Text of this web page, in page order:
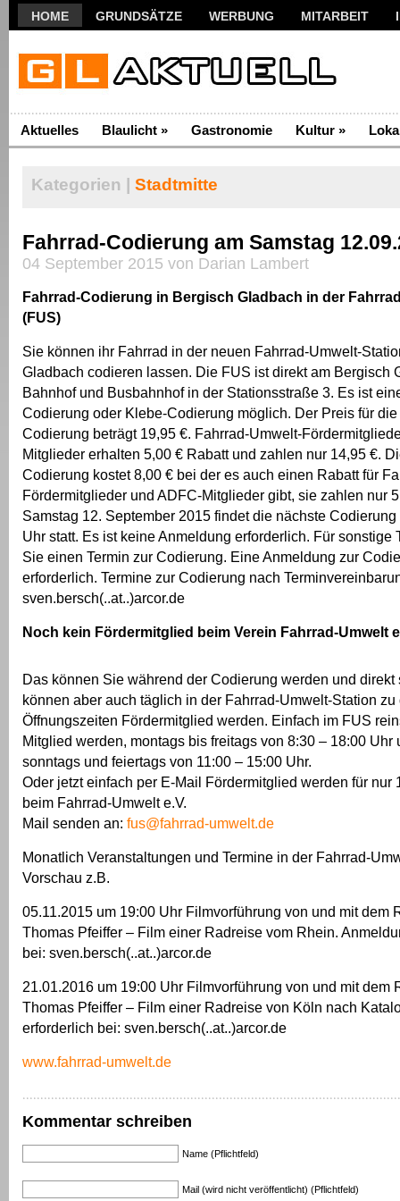
HOME GRUNDSÄTZE WERBUNG MITARBEIT
Aktuelles Blaulicht » Gastronomie Kultur »
Kategorien | Stadtmitte
Fahrrad-Codierung am Samstag
04 September 2015 von Darian Lambert
Fahrrad-Codierung in Bergisch Gladbach in der
(FUS)
Sie können ihr Fahrrad in der neuen Fahrrad-Umwelt-
Gladbach codieren lassen. Die FUS ist direkt am Bergisch
Bahnhof und Busbahnhof in der Stationsstraße 3. Es ist
Codierung oder Klebe-Codierung möglich. Der Preis für die
Codierung beträgt 19,95 €. Fahrrad-Umwelt-
Mitglieder erhalten 5,00 € Rabatt und zahlen nur 14,95 €.
Codierung kostet 8,00 € bei der es auch einen Rabatt für
Fördermitglieder und ADFC-Mitglieder gibt, sie zahlen nur
Samstag 12. September 2015 findet die nächste
Uhr statt. Es ist keine Anmeldung erforderlich. Für sonstige
Sie einen Termin zur Codierung. Eine Anmeldung zur
erforderlich. Termine zur Codierung nach
sven.bersch(..at..)arcor.de
Noch kein Fördermitglied beim Verein Fahrrad-Umwelt
Das können Sie während der Codierung werden und direkt
können aber auch täglich in der Fahrrad-Umwelt-Station zu
Öffnungszeiten Fördermitglied werden. Einfach im FUS
Mitglied werden, montags bis freitags von 8:30 – 18:00 Uhr
sonntags und feiertags von 11:00 – 15:00 Uhr.
Oder jetzt einfach per E-Mail Fördermitglied werden für nur
beim Fahrrad-Umwelt e.V.
Mail senden an: fus@fahrrad-umwelt.de
Monatlich Veranstaltungen und Termine in der Fahrrad-
Vorschau z.B.
05.11.2015 um 19:00 Uhr Filmvorführung von und mit dem
Thomas Pfeiffer – Film einer Radreise vom Rhein.
bei: sven.bersch(..at..)arcor.de
21.01.2016 um 19:00 Uhr Filmvorführung von und mit dem
Thomas Pfeiffer – Film einer Radreise von Köln nach
erforderlich bei: sven.bersch(..at..)arcor.de
www.fahrrad-umwelt.de
Kommentar schreiben
Name (Pflichtfeld)
Mail (wird nicht veröffentlicht) (Pflichtfeld)